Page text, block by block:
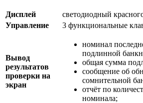
Дисплей
светодиодный
Управление
3 функциональные
Вывод
результатов
проверки на
экран
номинал
подлинной
общая сумма
сообщение об
сомнительной
отчёт по
номинала;